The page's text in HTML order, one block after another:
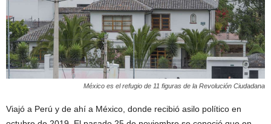
México es el refugio de 11 figuras de la Revolución Ciudadana
Viajó a Perú y de ahí a México, donde recibió asilo político en